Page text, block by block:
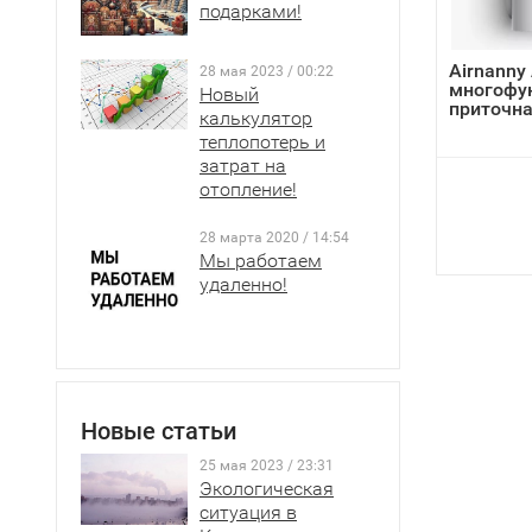
подарками!
28 мая 2023 / 00:22
Новый
калькулятор
теплопотерь и
затрат на
отопление!
28 марта 2020 / 14:54
Мы работаем
удаленно!
Новые статьи
25 мая 2023 / 23:31
Экологическая
ситуация в
Первым
Вариант
Airnanny